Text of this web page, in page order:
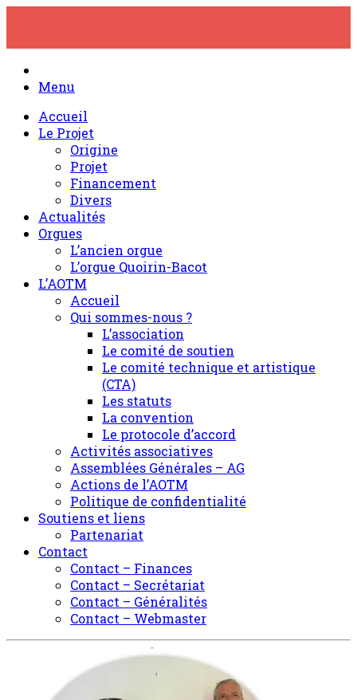
content
Menu
Accueil
Le Projet
Origine
Projet
Financement
Divers
Actualités
Orgues
L’ancien orgue
L’orgue Quoirin-Bacot
L’AOTM
Accueil
Qui sommes-nous ?
L’association
Le comité de soutien
Le comité technique et artistique
(CTA)
Les statuts
La convention
Le protocole d’accord
Activités associatives
Assemblées Générales – AG
Actions de l’AOTM
Politique de confidentialité
Soutiens et liens
Partenariat
Contact
Contact – Finances
Contact – Secrétariat
Contact – Généralités
Contact – Webmaster